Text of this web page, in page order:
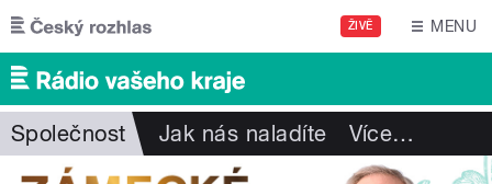
Přejít k hlavnímu obsahu
ŽIVĚ MENU
Společnost Jak nás naladíte Více…